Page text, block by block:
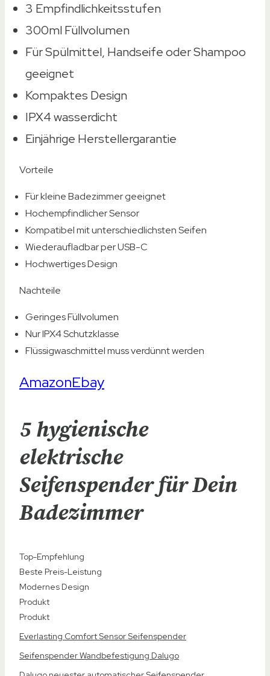
3 Empfindlichkeitsstufen
300ml Füllvolumen
Für Spülmittel, Handseife oder Shampoo
geeignet
Kompaktes Design
IPX4 wasserdicht
Einjährige Herstellergarantie
Vorteile
Für kleine Badezimmer geeignet
Hochempfindlicher Sensor
Kompatibel mit unterschiedlichsten Seifen
Wiederaufladbar per USB-C
Hochwertiges Design
Nachteile
Geringes Füllvolumen
Nur IPX4 Schutzklasse
Flüssigwaschmittel muss verdünnt werden
AmazonEbay
5 hygienische
elektrische
Seifenspender für Dein
Badezimmer